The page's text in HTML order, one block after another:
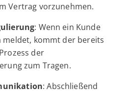
Vertrag vorzunehmen.
: Wenn ein Kunde
meldet, kommt der bereits
der
zum Tragen.
: Abschließend